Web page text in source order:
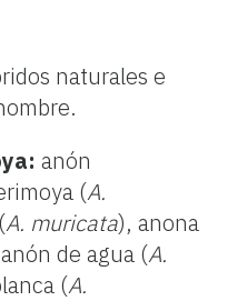
naturales e
anón
(A.
A. muricata), anona
de agua (A.
(A.